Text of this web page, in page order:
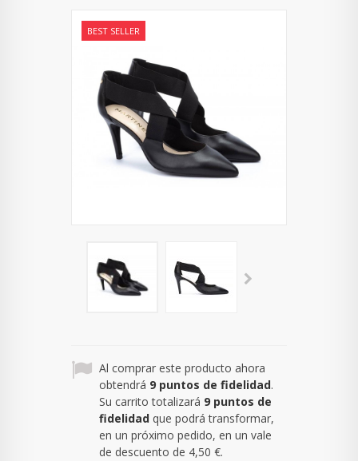
BEST SELLER
Al comprar este producto ahora
obtendrá 9 puntos de fidelidad.
Su carrito totalizará 9 puntos de
fidelidad que podrá transformar,
en un próximo pedido, en un vale
de descuento de 4,50 €.